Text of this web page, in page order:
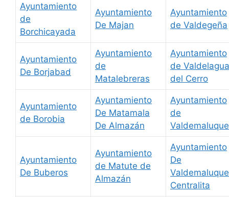
Ayuntamiento
de
Borchicayada
Ayuntamiento
De Majan
Ayuntamiento
de Valdegeña
Ayuntamiento
De Borjabad
Ayuntamiento
de
Matalebreras
Ayuntamiento
de Valdelagua
del Cerro
Ayuntamiento
de Borobia
Ayuntamiento
De Matamala
De Almazán
Ayuntamiento
de
Valdemaluque
Ayuntamiento
De Buberos
Ayuntamiento
de Matute de
Almazán
Ayuntamiento
De
Valdemaluque
Centralita